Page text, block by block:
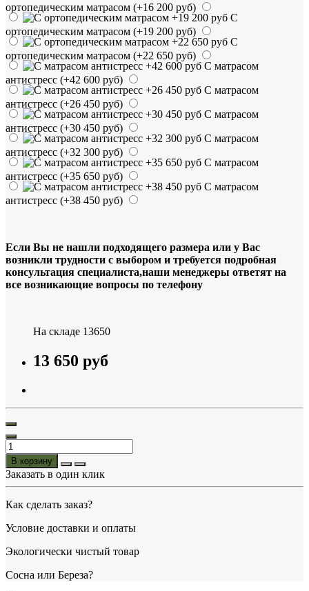
ортопедическим матрасом (+16 200 руб)
С
ортопедическим матрасом (+19 200 руб)
С
ортопедическим матрасом (+22 650 руб)
С матрасом
антистресс (+42 600 руб)
С матрасом
антистресс (+26 450 руб)
С матрасом
антистресс (+30 450 руб)
С матрасом
антистресс (+32 300 руб)
С матрасом
антистресс (+35 650 руб)
С матрасом
антистресс (+38 450 руб)
Если Вы не нашли подходящего размера или у Вас
возникли трудности с выбором и требуется подробная
консультация специалиста,наши менеджеры ответят на
все возникающие вопросы по телефону
На складе 13650
13 650 руб
В корзину
Заказать в один клик
Как сделать заказ?
Условие доставки и оплаты
Экологически чистый товар
Сосна или Береза?